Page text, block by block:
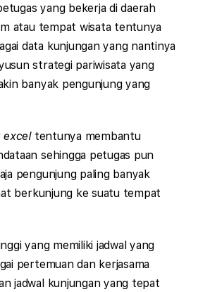
yang bekerja di daerah
atau tempat wisata tentunya
data kunjungan yang nantinya
strategi pariwisata yang
banyak pengunjung yang
excel tentunya membantu
sehingga petugas pun
pengunjung paling banyak
berkunjung ke suatu tempat
yang memiliki jadwal yang
pertemuan dan kerjasama
jadwal kunjungan yang tepat